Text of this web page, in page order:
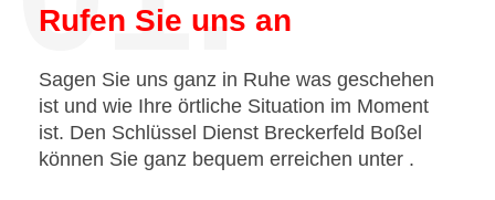
Rufen Sie uns an
Sagen Sie uns ganz in Ruhe was geschehen
ist und wie Ihre örtliche Situation im Moment
ist. Den Schlüssel Dienst Breckerfeld Boßel
können Sie ganz bequem erreichen unter .